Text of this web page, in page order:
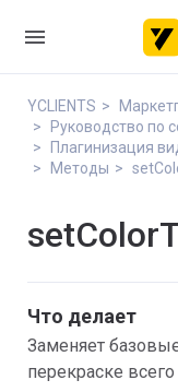

YCLIENTS
Руководство по
Плагинизация
Методы
Что делает
Заменяет
перекраске